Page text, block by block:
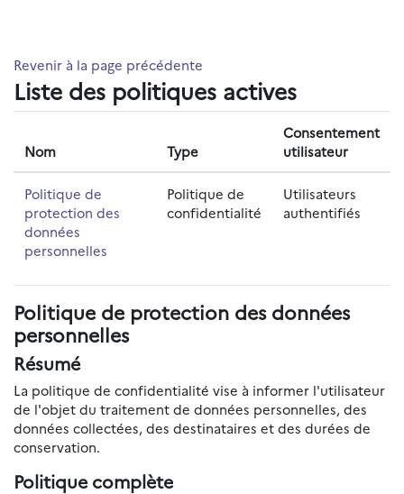
Revenir à la page précédente
Liste des politiques actives
Nom Type
Consentement
utilisateur
Politique de
protection des
données
personnelles
Politique de
confidentialité
Utilisateurs
authentifiés
Politique de protection des données
personnelles
Résumé
La politique de confidentialité vise à informer l'utilisateur
de l'objet du traitement de données personnelles, des
données collectées, des destinataires et des durées de
conservation.
Politique complète